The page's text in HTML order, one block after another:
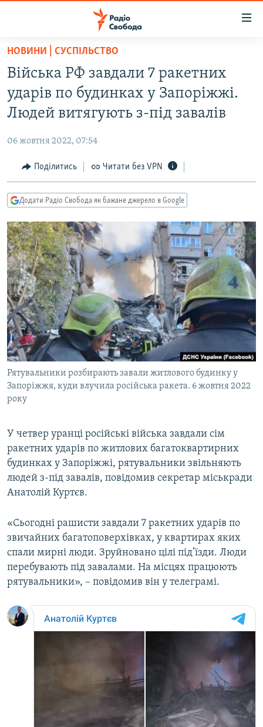
Перейти
основного
матеріалу
Перейти
до
основної
Перейти
до
пошуку
СТАТТІ
СУСПІЛЬСТВО
УКРАЇНА
СВІТ
РОСІЙСЬКА «ФІЛЬТРАЦІЯ»
ДОНБАС.РЕАЛІЇ
ТИ ЯК?
СХЕМИ
КИТАЙ.ВИКЛИКИ
МУЛЬТИМЕДІА
ФОТО
СПЕЦПРОЄКТИ
ПОДКАСТИ
КРИМ РЕАЛІЇ
РУС
УКР
КТАТ
ДОЛУЧАЙСЯ!
Усі сайти RFE/RL
НОВИНИ | СУСПІЛЬСТВО
Війська РФ завдали 7 ракетних
ударів по будинках у Запоріжжі.
Людей витягують з-під завалів
06 жовтня 2022, 07:54
Поділитись Читати без VPN
Додати Радіо Свобода як бажане джерело в Google
Рятувальники розбирають завали житлового будинку у
Запоріжжя, куди влучила російська ракета. 6 жовтня 2022
року
У четвер уранці російські війська завдали сім
ракетних ударів по житлових багатоквартирних
будинках у Запоріжжі, рятувальники звільняють
людей з-під завалів, повідомив секретар міськради
Анатолій Куртєв.
«Сьогодні рашисти завдали 7 ракетних ударів по
звичайних багатоповерхівках, у квартирах яких
спали мирні люди. Зруйновано цілі під’їзди. Люди
перебувають під завалами. На місцях працюють
рятувальники», – повідомив він у телеграмі.